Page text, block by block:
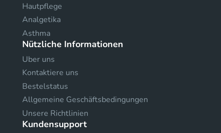
Hautpflege
Analgetika
Asthma
Nützliche Informationen
Uber uns
Kontaktiere uns
Bestelstatus
Allgemeine Geschäftsbedingungen
Unsere Richtlinien
Kundensupport